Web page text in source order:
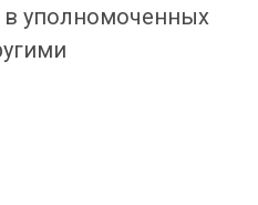
в уполномоченных